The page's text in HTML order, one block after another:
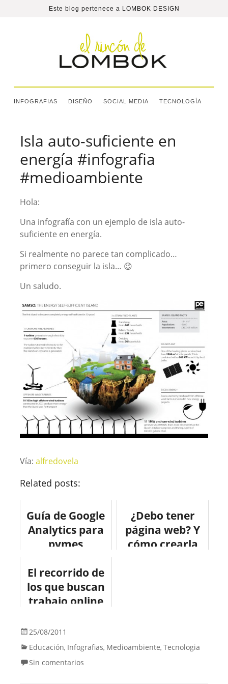
Este blog pertenece a LOMBOK DESIGN
INFOGRAFIAS DISEÑO SOCIAL MEDIA TECNOLOGÍA
Isla auto-suficiente en
energía #infografia
#medioambiente
Hola:
Una infografía con un ejemplo de isla auto-
suficiente en energía.
Si realmente no parece tan complicado…
primero conseguir la isla… 😉
Un saludo.
Vía: alfredovela
Related posts:
Guía de Google
Analytics para
pymes
#internet
¿Debo tener
página web? Y
cómo crearla
El recorrido de
los que buscan
trabajo online
#internet
25/08/2011
Educación, Infografias, Medioambiente, Tecnologia
Sin comentarios